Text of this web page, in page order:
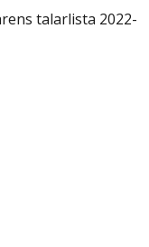
talarlista 2022-